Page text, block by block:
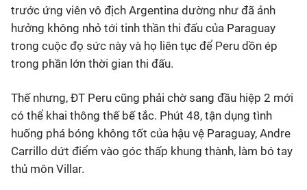
trước ứng viên vô địch Argentina dường như đã ảnh
hưởng không nhỏ tới tinh thần thi đấu của Paraguay
trong cuộc đọ sức này và họ liên tục để Peru dồn ép
trong phần lớn thời gian thi đấu.
Thế nhưng, ĐT Peru cũng phải chờ sang đầu hiệp 2 mới
có thể khai thông thế bế tắc. Phút 48, tận dụng tình
huống phá bóng không tốt của hậu vệ Paraguay, Andre
Carrillo dứt điểm vào góc thấp khung thành, làm bó tay
thủ môn Villar.